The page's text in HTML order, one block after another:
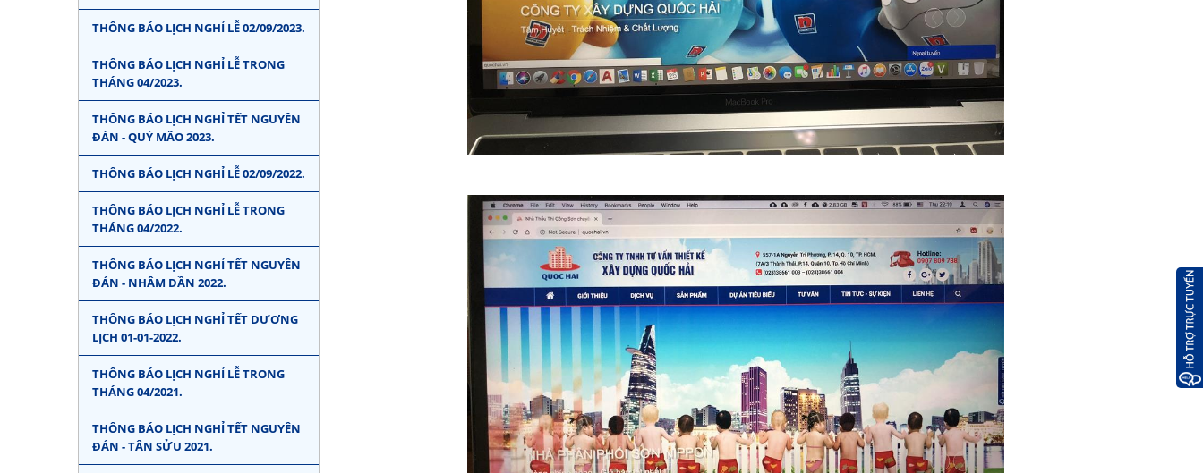
THÔNG BÁO LỊCH NGHỈ LỄ 02/09/2023.
THÔNG BÁO LỊCH NGHỈ LỄ TRONG
THÁNG 04/2023.
THÔNG BÁO LỊCH NGHỈ TẾT NGUYÊN
ĐÁN - QUÝ MÃO 2023.
THÔNG BÁO LỊCH NGHỈ LỄ 02/09/2022.
THÔNG BÁO LỊCH NGHỈ LỄ TRONG
THÁNG 04/2022.
THÔNG BÁO LỊCH NGHỈ TẾT NGUYÊN
ĐÁN - NHÂM DẦN 2022.
THÔNG BÁO LỊCH NGHỈ TẾT DƯƠNG
LỊCH 01-01-2022.
THÔNG BÁO LỊCH NGHỈ LỄ TRONG
THÁNG 04/2021.
THÔNG BÁO LỊCH NGHỈ TẾT NGUYÊN
ĐÁN - TÂN SỬU 2021.